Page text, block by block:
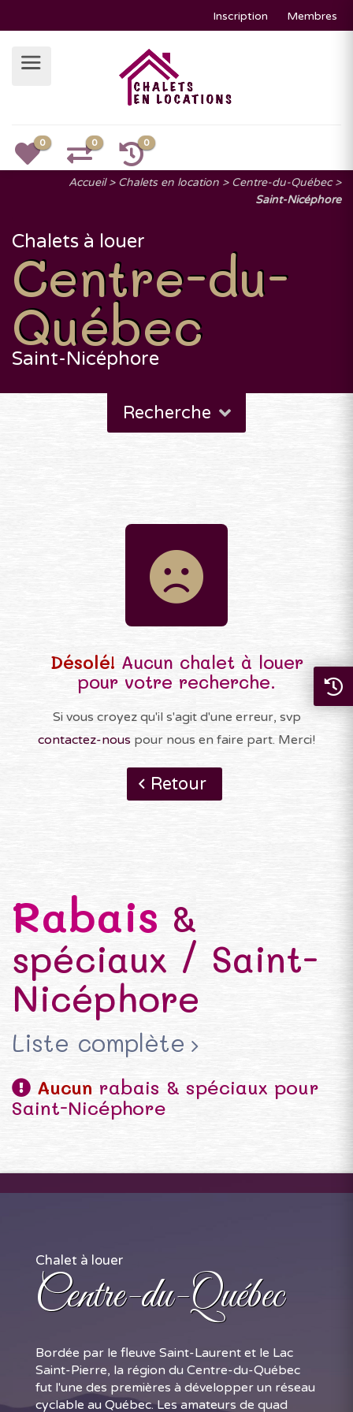
Inscription Membres
0 0 0
Accueil Chalets en location
Centre-du-Québec
Saint-Nicéphore
Chalets à louer
Centre-du-
Québec
Saint-Nicéphore
Recherche
Désolé! Aucun chalet à louer
pour votre recherche.
Si vous croyez qu'il s'agit d'une erreur, svp
contactez-nous pour nous en faire part. Merci!
Retour
Rabais &
spéciaux / Saint-
Nicéphore
Liste complète
Aucun rabais & spéciaux pour
Saint-Nicéphore
Chalet à louer
Centre-du-Québec
Bordée par le fleuve Saint-Laurent et le Lac
Saint-Pierre, la région du Centre-du-Québec
fut l'une des premières à développer un réseau
cyclable au Québec. Les amateurs de quad